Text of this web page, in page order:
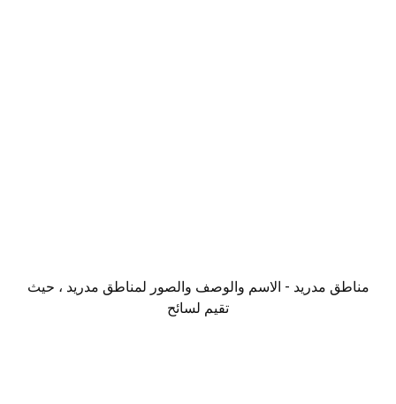
مناطق مدريد - الاسم والوصف والصور لمناطق مدريد ، حيث
تقيم لسائح